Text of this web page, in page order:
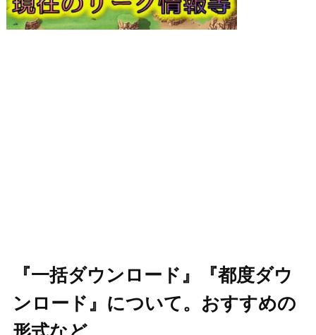
『一括ダウンロード』『都度ダウ
ンロード』について。おすすめの